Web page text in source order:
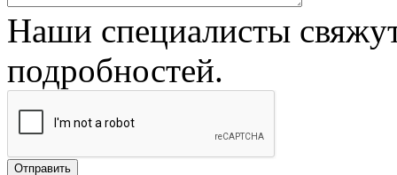
Наши специалисты
подробностей.